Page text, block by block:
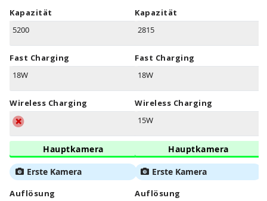
Kapazität
5200
Fast Charging
18W
Wireless Charging
Hauptkamera
Erste Kamera
Auflösung
Kapazität
2815
Fast Charging
18W
Wireless Charging
15W
Hauptkamera
Erste Kamera
Auflösung